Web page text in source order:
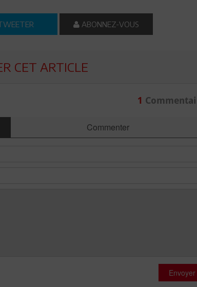
ABONNEZ-VOUS
CET ARTICLE
1
Commenter
Envoyer